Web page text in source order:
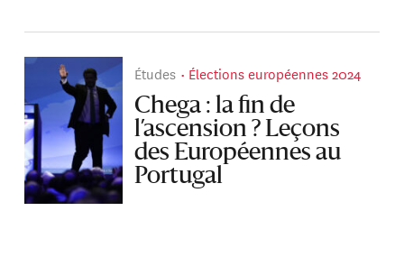
Études Élections européennes 2024
Chega : la fin de
l’ascension ? Leçons
des Européennes au
Portugal